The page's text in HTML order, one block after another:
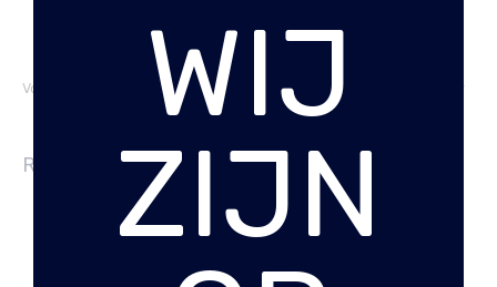
Leverbaar van 85 tot en met maat 105cm taille breedte.
Voor de juiste maat, raadpleeg onze op maat maak pagina: klik hier
RELATED PRODUCTS
WIJ
ZIJN